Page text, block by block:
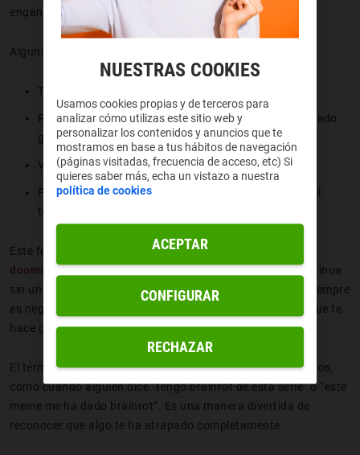
enganchado.
Algunas situaciones típicas de brainrot serían:
Tener una canción viral en bucle en la cabeza todo el día.
Repetir una frase o meme sin parar porque se te ha quedado
grabado.
Ver el mismo tipo de vídeos una y otra vez sin cansarte.
Pasar horas consumiendo contenido sin darte cuenta del
tiempo.
Este fenómeno está muy relacionado con hábitos como el
doomscrolling, donde consumes contenido de forma continua
sin un objetivo claro. La diferencia es que el brainrot no siempre
es negativo: a veces simplemente es contenido absurdo que te
hace gracia… aunque no aporte mucho más.
El término también se usa de forma exagerada entre amigos,
como cuando alguien dice “tengo brainrot de esta serie” o “este
meme me ha dado brainrot”. Es una manera divertida de
reconocer que algo te ha atrapado completamente.
NUESTRAS COOKIES
Usamos cookies propias y de terceros para
analizar cómo utilizas este sitio web y
personalizar los contenidos y anuncios que te
mostramos en base a tus hábitos de navegación
(páginas visitadas, frecuencia de acceso, etc) Si
quieres saber más, echa un vistazo a nuestra
política de cookies
RECHAZAR
ACEPTAR
CONFIGURAR